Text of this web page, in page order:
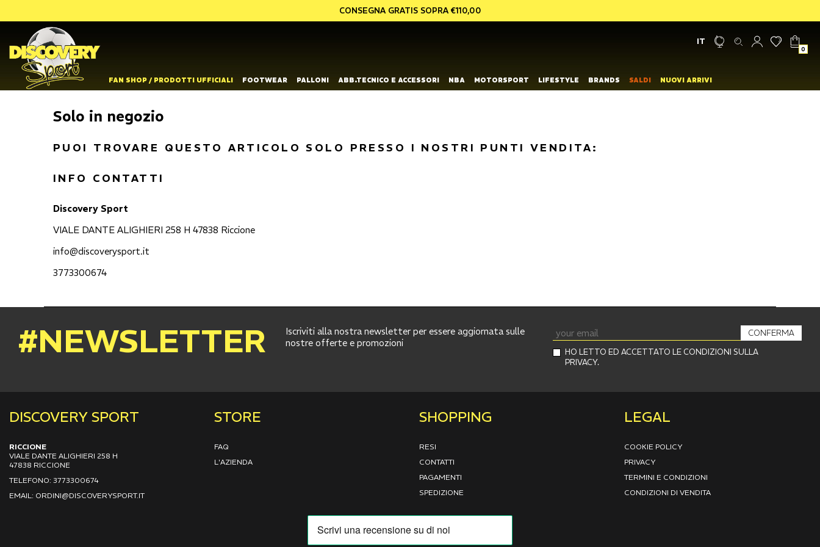
CONSEGNA GRATIS SOPRA €110,00
IT
0
FOOTWEAR PALLONI ABB.TECNICO E ACCESSORI NBA MOTORSPORT LIFESTYLE
FAN SHOP / PRODOTTI UFFICIALI BRANDS SALDI NUOVI ARRIVI
Solo in negozio
PUOI TROVARE QUESTO ARTICOLO SOLO PRESSO I NOSTRI PUNTI VENDITA:
INFO CONTATTI
Discovery Sport
VIALE DANTE ALIGHIERI 258 H 47838 Riccione
info@discoverysport.it
3773300674
#NEWSLETTER
Iscriviti alla nostra newsletter per essere aggiornata sulle
nostre offerte e promozioni
HO LETTO ED ACCETTATO LE CONDIZIONI SULLA
PRIVACY.
CONFERMA
DISCOVERY SPORT
RICCIONE
VIALE DANTE ALIGHIERI 258 H
47838 RICCIONE
TELEFONO: 3773300674
EMAIL: ORDINI@DISCOVERYSPORT.IT
STORE
FAQ
L'AZIENDA
SHOPPING
RESI
CONTATTI
PAGAMENTI
SPEDIZIONE
LEGAL
COOKIE POLICY
PRIVACY
TERMINI E CONDIZIONI
CONDIZIONI DI VENDITA